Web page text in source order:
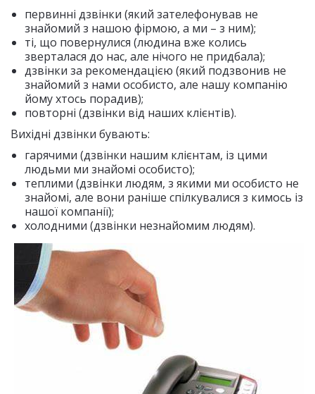
первинні дзвінки (який зателефонував не
знайомий з нашою фірмою, а ми – з ним);
ті, що повернулися (людина вже колись
зверталася до нас, але нічого не придбала);
дзвінки за рекомендацією (який подзвонив не
знайомий з нами особисто, але нашу компанію
йому хтось порадив);
повторні (дзвінки від наших клієнтів).
Вихідні дзвінки бувають:
гарячими (дзвінки нашим клієнтам, із цими
людьми ми знайомі особисто);
теплими (дзвінки людям, з якими ми особисто не
знайомі, але вони раніше спілкувалися з кимось із
нашої компанії);
холодними (дзвінки незнайомим людям).